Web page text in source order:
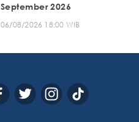
September 2026
06/08/2026 18:00 WIB